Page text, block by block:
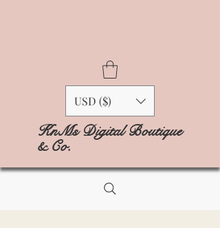
USD ($)
KnMs Digital Boutique
& Co.